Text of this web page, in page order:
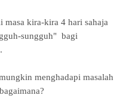
masa kira-kira 4 hari sahaja
sungguh" bagi
menghadapi masalah